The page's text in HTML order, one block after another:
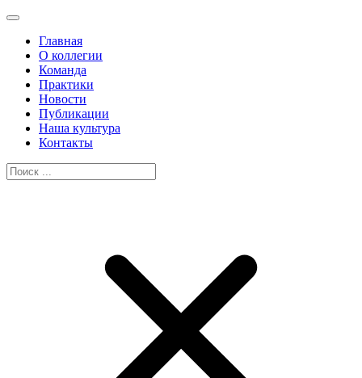
Главная
О коллегии
Команда
Практики
Новости
Публикации
Наша культура
Контакты